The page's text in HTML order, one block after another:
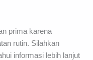
prima karena
rutin. Silahkan
informasi lebih lanjut